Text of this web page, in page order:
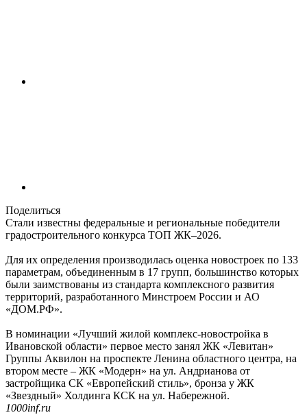
Поделиться
Стали известны федеральные и региональные победители
градостроительного конкурса ТОП ЖК–2026.
Для их определения производилась оценка новостроек по 133
параметрам, объединенным в 17 групп, большинство которых
были заимствованы из стандарта комплексного развития
территорий, разработанного Минстроем России и АО
«ДОМ.РФ».
В номинации «Лучший жилой комплекс-новостройка в
Ивановской области» первое место занял ЖК «Левитан»
Группы Аквилон на проспекте Ленина областного центра, на
втором месте – ЖК «Модерн» на ул. Андрианова от
застройщика СК «Европейский стиль», бронза у ЖК
«Звездный» Холдинга КСК на ул. Набережной.
1000inf.ru